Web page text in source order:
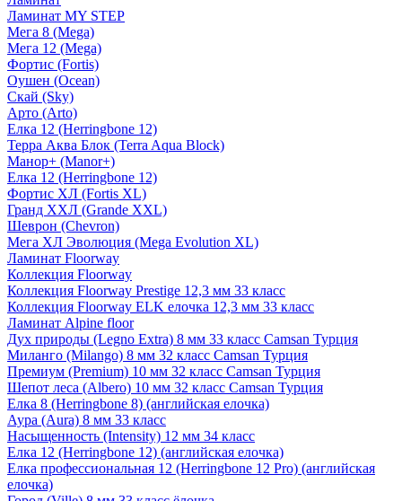
Ламинат MY STEP
Мега 8 (Mega)
Мега 12 (Mega)
Фортис (Fortis)
Оушен (Ocean)
Скай (Sky)
Арто (Arto)
Елка 12 (Herringbone 12)
Терра Аква Блок (Terra Aqua Block)
Манор+ (Manor+)
Елка 12 (Herringbone 12)
Фортис ХЛ (Fortis XL)
Гранд ХХЛ (Grande XXL)
Шеврон (Chevron)
Мега ХЛ Эволюция (Mega Evolution XL)
Ламинат Floorway
Коллекция Floorway
Коллекция Floorway Prestige 12,3 мм 33 класс
Коллекция Floorway ELK елочка 12,3 мм 33 класс
Ламинат Alpine floor
Дух природы (Legno Extra) 8 мм 33 класс Camsan Турция
Миланго (Milango) 8 мм 32 класс Camsan Турция
Премиум (Premium) 10 мм 32 класс Camsan Турция
Шепот леса (Albero) 10 мм 32 класс Camsan Турция
Елка 8 (Herringbone 8) (английская елочка)
Аура (Aura) 8 мм 33 класс
Насыщенность (Intensity) 12 мм 34 класс
Елка 12 (Herringbone 12) (английская елочка)
Елка профессиональная 12 (Herringbone 12 Pro) (английская
елочка)